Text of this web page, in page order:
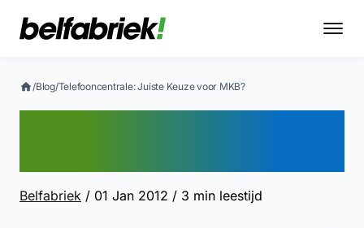
/Blog/Telefooncentrale: Juiste Keuze voor MKB?
Belfabriek / 01 Jan 2012 / 3 min leestijd